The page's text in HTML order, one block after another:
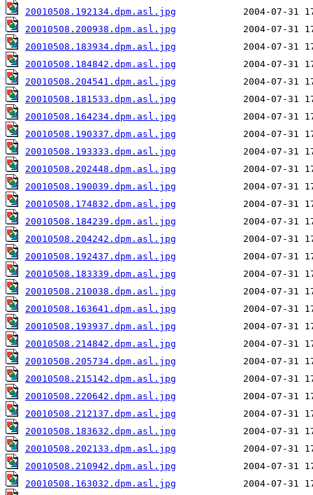
20010508.192134.dpm.asl.jpg
20010508.200938.dpm.asl.jpg
20010508.183934.dpm.asl.jpg
20010508.184842.dpm.asl.jpg
20010508.204541.dpm.asl.jpg
20010508.181533.dpm.asl.jpg
20010508.164234.dpm.asl.jpg
20010508.190337.dpm.asl.jpg
20010508.193333.dpm.asl.jpg
20010508.202448.dpm.asl.jpg
20010508.190039.dpm.asl.jpg
20010508.174832.dpm.asl.jpg
20010508.184239.dpm.asl.jpg
20010508.204242.dpm.asl.jpg
20010508.192437.dpm.asl.jpg
20010508.183339.dpm.asl.jpg
20010508.210038.dpm.asl.jpg
20010508.163641.dpm.asl.jpg
20010508.193937.dpm.asl.jpg
20010508.214842.dpm.asl.jpg
20010508.205734.dpm.asl.jpg
20010508.215142.dpm.asl.jpg
20010508.220642.dpm.asl.jpg
20010508.212137.dpm.asl.jpg
20010508.183632.dpm.asl.jpg
20010508.202133.dpm.asl.jpg
20010508.210942.dpm.asl.jpg
20010508.163032.dpm.asl.jpg